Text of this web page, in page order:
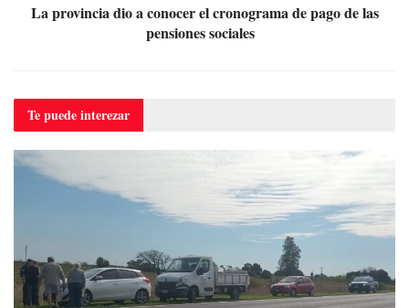
La provincia dio a conocer el cronograma de pago de las
pensiones sociales
Te puedeinterezar